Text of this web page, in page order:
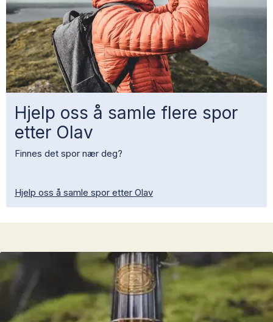
Hjelp oss å samle flere spor
etter Olav
Finnes det spor nær deg?
Hjelp oss å samle spor etter Olav